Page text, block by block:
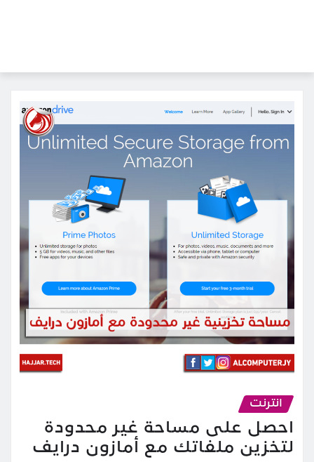
انترنت
احصل على مساحة غير محدودة
لتخزين ملفاتك مع أمازون درايف